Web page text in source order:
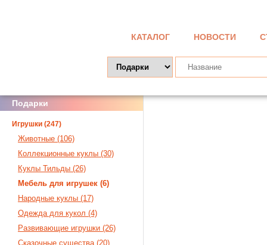
КАТАЛОГ НОВОСТИ
Подарки
Игрушки (247)
Животные (106)
Коллекционные куклы (30)
Куклы Тильды (26)
Мебель для игрушек (6)
Народные куклы (17)
Одежда для кукол (4)
Развивающие игрушки (26)
Сказочные существа (20)